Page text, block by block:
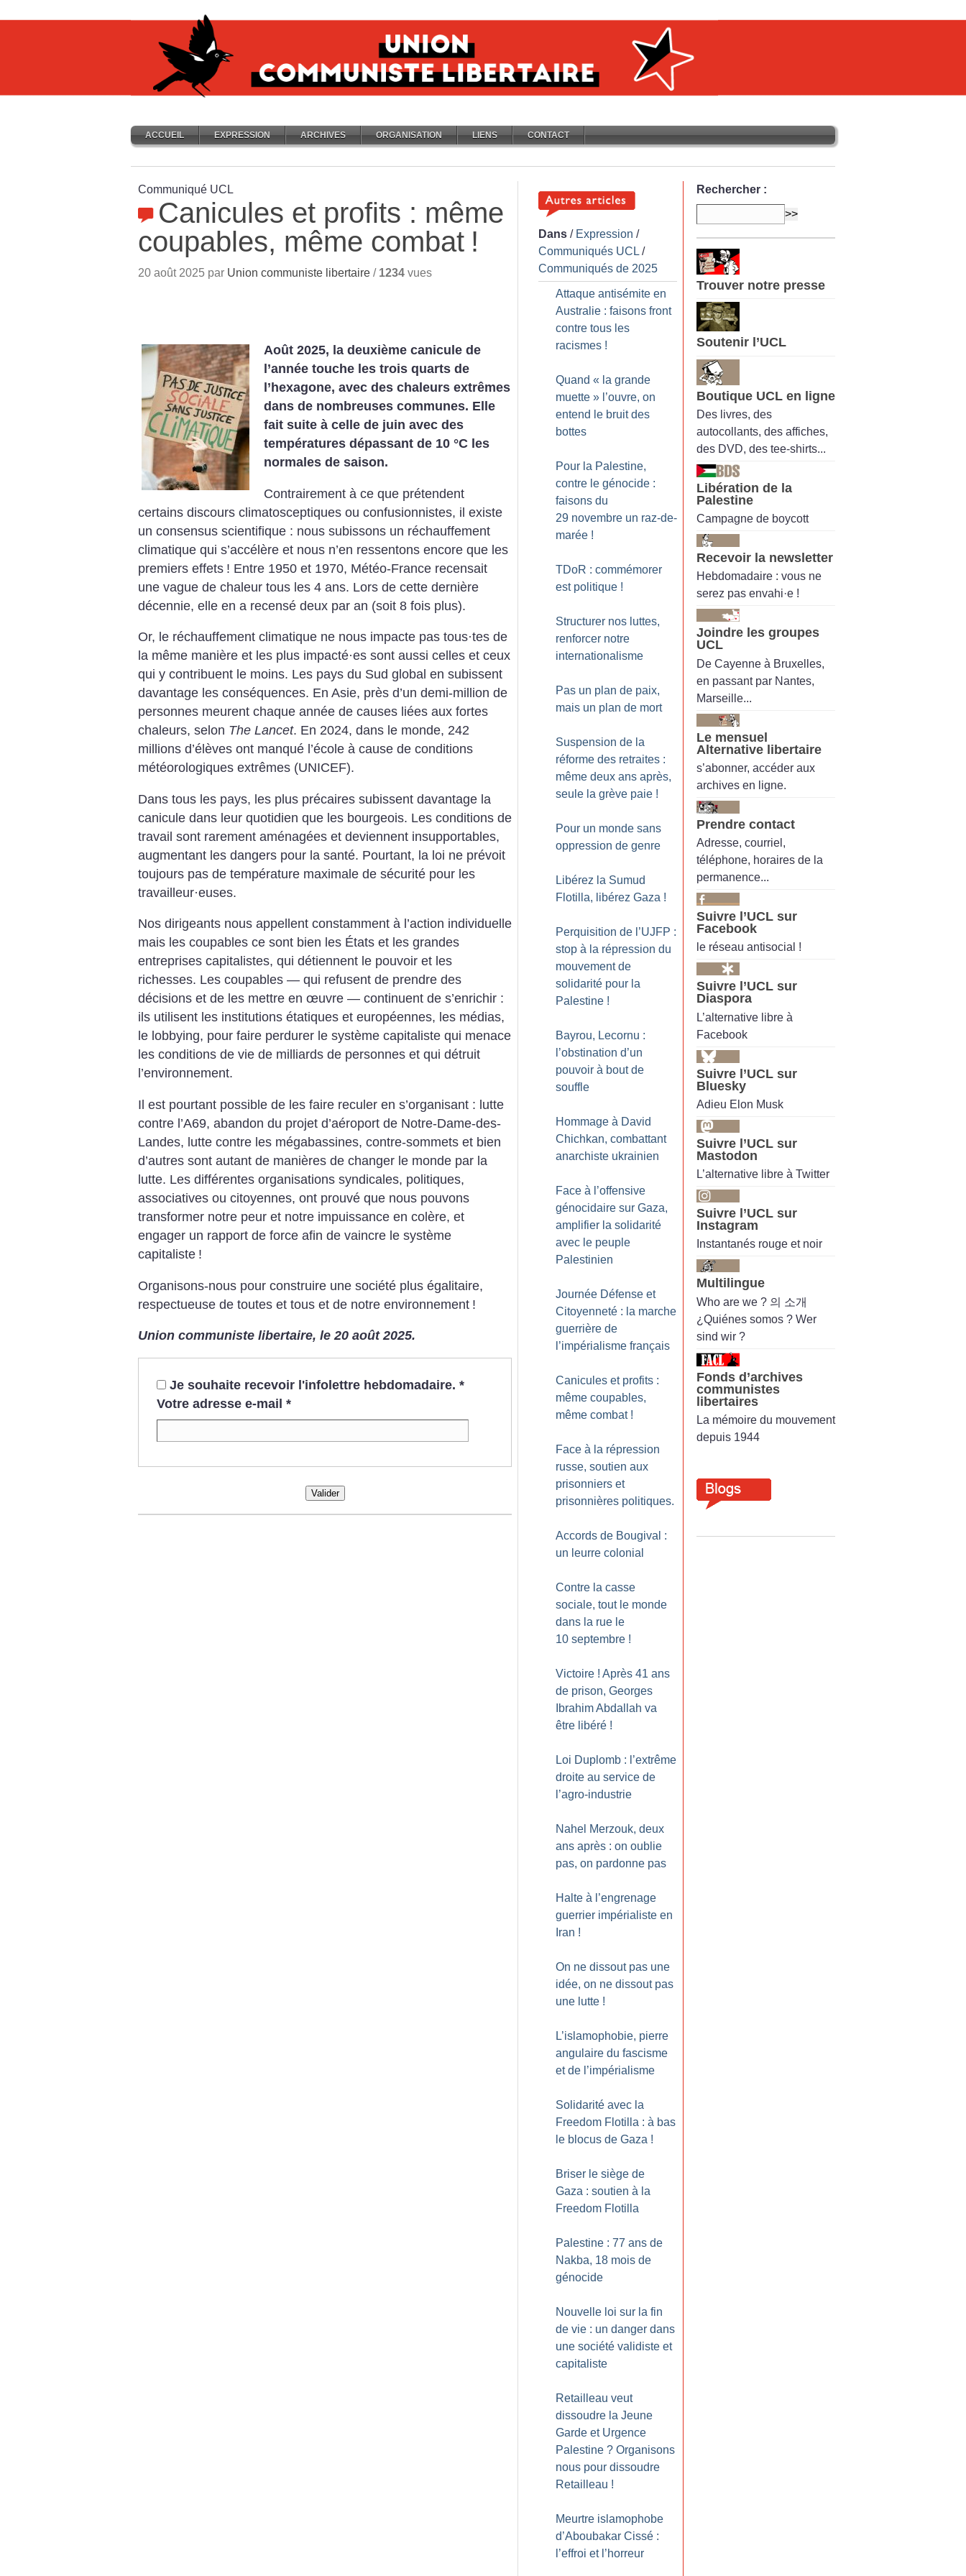
ACCUEIL EXPRESSION ARCHIVES ORGANISATION LIENS CONTACT
Communiqué UCL
Canicules et profits : même
coupables, même combat !
20 août 2025 par Union communiste libertaire / 1234 vues
Août 2025, la deuxième canicule de
l’année touche les trois quarts de
l’hexagone, avec des chaleurs extrêmes
dans de nombreuses communes. Elle
fait suite à celle de juin avec des
températures dépassant de 10 °C les
normales de saison.
Contrairement à ce que prétendent
certains discours climatosceptiques ou confusionnistes, il existe
un consensus scientifique : nous subissons un réchauffement
climatique qui s’accélère et nous n’en ressentons encore que les
premiers effets ! Entre 1950 et 1970, Météo-France recensait
une vague de chaleur tous les 4 ans. Lors de cette dernière
décennie, elle en a recensé deux par an (soit 8 fois plus).
Or, le réchauffement climatique ne nous impacte pas tous·tes de
la même manière et les plus impacté·es sont aussi celles et ceux
qui y contribuent le moins. Les pays du Sud global en subissent
davantage les conséquences. En Asie, près d’un demi-million de
personnes meurent chaque année de causes liées aux fortes
chaleurs, selon The Lancet. En 2024, dans le monde, 242
millions d’élèves ont manqué l’école à cause de conditions
météorologiques extrêmes (UNICEF).
Dans tous les pays, les plus précaires subissent davantage la
canicule dans leur quotidien que les bourgeois. Les conditions de
travail sont rarement aménagées et deviennent insupportables,
augmentant les dangers pour la santé. Pourtant, la loi ne prévoit
toujours pas de température maximale de sécurité pour les
travailleur·euses.
Nos dirigeants nous appellent constamment à l’action individuelle
mais les coupables ce sont bien les États et les grandes
entreprises capitalistes, qui détiennent le pouvoir et les
richesses. Les coupables — qui refusent de prendre des
décisions et de les mettre en œuvre — continuent de s’enrichir :
ils utilisent les institutions étatiques et européennes, les médias,
le lobbying, pour faire perdurer le système capitaliste qui menace
les conditions de vie de milliards de personnes et qui détruit
l’environnement.
Il est pourtant possible de les faire reculer en s’organisant : lutte
contre l’A69, abandon du projet d’aéroport de Notre-Dame-des-
Landes, lutte contre les mégabassines, contre-sommets et bien
d’autres sont autant de manières de changer le monde par la
lutte. Les différentes organisations syndicales, politiques,
associatives ou citoyennes, ont prouvé que nous pouvons
transformer notre peur et notre impuissance en colère, et
engager un rapport de force afin de vaincre le système
capitaliste !
Organisons-nous pour construire une société plus égalitaire,
respectueuse de toutes et tous et de notre environnement !
Union communiste libertaire, le 20 août 2025.
Je souhaite recevoir l'infolettre hebdomadaire. *
Votre adresse e-mail *
Valider
Dans / Expression /
Communiqués UCL /
Communiqués de 2025
Attaque antisémite en
Australie : faisons front
contre tous les
racismes !
Quand « la grande
muette » l’ouvre, on
entend le bruit des
bottes
Pour la Palestine,
contre le génocide :
faisons du
29 novembre un raz-de-
marée !
TDoR : commémorer
est politique !
Structurer nos luttes,
renforcer notre
internationalisme
Pas un plan de paix,
mais un plan de mort
Suspension de la
réforme des retraites :
même deux ans après,
seule la grève paie !
Pour un monde sans
oppression de genre
Libérez la Sumud
Flotilla, libérez Gaza !
Perquisition de l’UJFP :
stop à la répression du
mouvement de
solidarité pour la
Palestine !
Bayrou, Lecornu :
l’obstination d’un
pouvoir à bout de
souffle
Hommage à David
Chichkan, combattant
anarchiste ukrainien
Face à l’offensive
génocidaire sur Gaza,
amplifier la solidarité
avec le peuple
Palestinien
Journée Défense et
Citoyenneté : la marche
guerrière de
l’impérialisme français
Canicules et profits :
même coupables,
même combat !
Face à la répression
russe, soutien aux
prisonniers et
prisonnières politiques.
Accords de Bougival :
un leurre colonial
Contre la casse
sociale, tout le monde
dans la rue le
10 septembre !
Victoire ! Après 41 ans
de prison, Georges
Ibrahim Abdallah va
être libéré !
Loi Duplomb : l’extrême
droite au service de
l’agro-industrie
Nahel Merzouk, deux
ans après : on oublie
pas, on pardonne pas
Halte à l’engrenage
guerrier impérialiste en
Iran !
On ne dissout pas une
idée, on ne dissout pas
une lutte !
L’islamophobie, pierre
angulaire du fascisme
et de l’impérialisme
Solidarité avec la
Freedom Flotilla : à bas
le blocus de Gaza !
Briser le siège de
Gaza : soutien à la
Freedom Flotilla
Palestine : 77 ans de
Nakba, 18 mois de
génocide
Nouvelle loi sur la fin
de vie : un danger dans
une société validiste et
capitaliste
Retailleau veut
dissoudre la Jeune
Garde et Urgence
Palestine ? Organisons
nous pour dissoudre
Retailleau !
Meurtre islamophobe
d’Aboubakar Cissé :
l’effroi et l’horreur
Rechercher :
Trouver notre presse
Soutenir l’UCL
Boutique UCL en ligne
Des livres, des
autocollants, des affiches,
des DVD, des tee-shirts...
Libération de la
Palestine
Campagne de boycott
Recevoir la newsletter
Hebdomadaire : vous ne
serez pas envahi·e !
Joindre les groupes
UCL
De Cayenne à Bruxelles,
en passant par Nantes,
Marseille...
Le mensuel
Alternative libertaire
s’abonner, accéder aux
archives en ligne.
Prendre contact
Adresse, courriel,
téléphone, horaires de la
permanence...
Suivre l’UCL sur
Facebook
le réseau antisocial !
Suivre l’UCL sur
Diaspora
L’alternative libre à
Facebook
Suivre l’UCL sur
Bluesky
Adieu Elon Musk
Suivre l’UCL sur
Mastodon
L’alternative libre à Twitter
Suivre l’UCL sur
Instagram
Instantanés rouge et noir
Multilingue
Who are we ? 의 소개
¿Quiénes somos ? Wer
sind wir ?
Fonds d’archives
communistes
libertaires
La mémoire du mouvement
depuis 1944